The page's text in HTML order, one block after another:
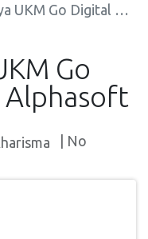
Digital bersama Alphasoft
Go
Alphasoft
| No